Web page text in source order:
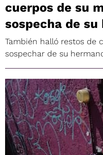
cuerpos de su
sospecha de su
También halló restos de
sospechar de su